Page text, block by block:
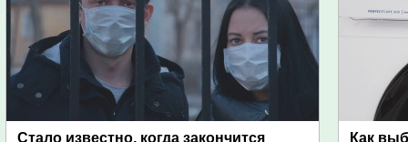
Стало известно, когда закончится
Как